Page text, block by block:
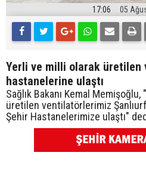
17:06 05
Yerli ve milli olarak
hastanelerine ulaştı
Sağlık Bakanı Kemal
üretilen ventilatörlerimiz
Şehir Hastanelerimize ulaştı"